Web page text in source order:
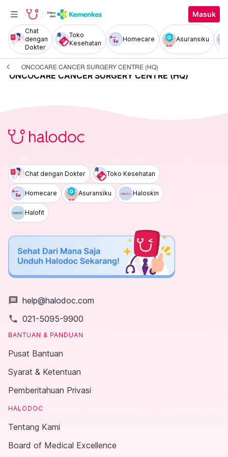
Masuk
Chat
dengan
Dokter
Toko
Kesehatan
Homecare Asuransiku
ONCOCARE CANCER SURGERY CENTRE (HQ)
ONCOCARE CANCER SURGERY CENTRE (HQ)
Chat dengan Dokter Toko Kesehatan
Homecare Asuransiku Haloskin
Halofit
message help@halodoc.com
local_phone 021-5095-9900
BANTUAN & PANDUAN
Pusat Bantuan
Syarat & Ketentuan
Pemberitahuan Privasi
HALODOC
Tentang Kami
Board of Medical Excellence